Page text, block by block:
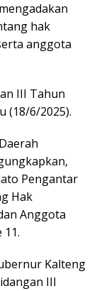
hak
anggota
III Tahun
(18/6/2025).
Pengantar
Hak
Anggota
11.
Kalteng
III